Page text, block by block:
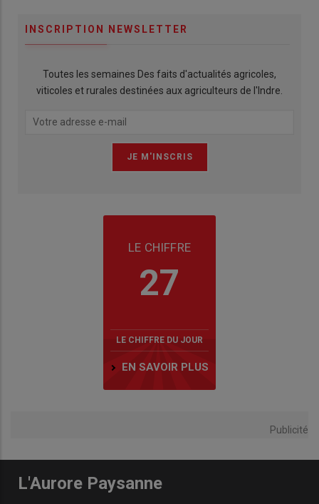
INSCRIPTION NEWSLETTER
Toutes les semaines Des faits d'actualités agricoles,
viticoles et rurales destinées aux agriculteurs de l'Indre.
LE CHIFFRE
27
LE CHIFFRE DU JOUR
EN SAVOIR PLUS
Publicité
L'Aurore Paysanne